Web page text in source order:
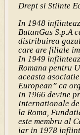
Drept si Stiinte
In 1948
ButanGas S.p.A
distribuirea
care are filiale
In 1949
Romana pentru
aceasta
European” ca
In 1966 devine
Internationale
la Roma,
este membru al
iar in 1978